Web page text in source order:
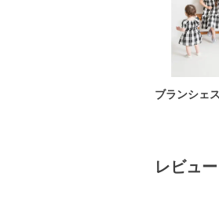
ブランシェス
レビュ